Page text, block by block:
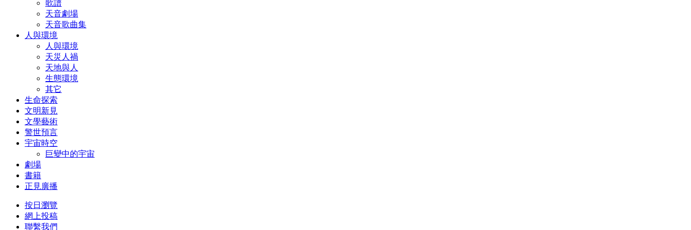
歌譜
天音劇場
天音歌曲集
人與環境
人與環境
天災人禍
天地與人
生態環境
其它
生命探索
文明新見
文學藝術
警世預言
宇宙時空
巨變中的宇宙
劇場
書籍
正見廣播
按日瀏覽
網上投稿
聯繫我們